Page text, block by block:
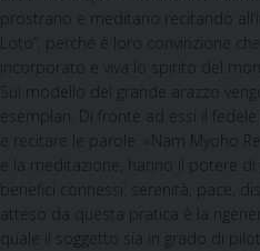
prostrano e meditano recitando
Loto”, perché è loro convinzione
incorporato e viva lo spirito del
Sul modello del grande arazzo
esemplari. Di fronte ad essi il
e recitare le parole: «Nam Myoho
e la meditazione, hanno il potere di
benefici connessi: serenità, pace,
atteso da questa pratica è la
quale il soggetto sia in grado di